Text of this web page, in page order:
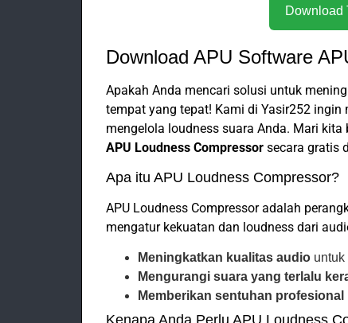
Download APU Software
Apakah Anda mencari solusi untuk
tempat yang tepat! Kami di Yasir252
mengelola loudness suara Anda. Mari
APU Loudness Compressor secara gratis
Apa itu APU Loudness Compressor?
APU Loudness Compressor adalah
mengatur kekuatan dan loudness dari
Meningkatkan kualitas audio untuk
Mengurangi suara yang terlalu
Memberikan sentuhan profesional